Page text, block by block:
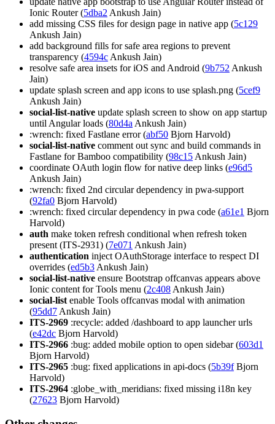
Ionic Router (5dba2 Ankush Jain)
add missing CSS files for design page in native app (5c129
Ankush Jain)
add background fills for safe area regions to prevent
transparency (4594c Ankush Jain)
resolve safe area insets for iOS and Android (9b752 Ankush
Jain)
update splash screen and app icons to use splash.png (5cef9
Ankush Jain)
social-list-native update splash screen to show on app startup
until Angular loads (80d4a Ankush Jain)
:wrench: fixed Fastlane error (abf50 Bjorn Harvold)
social-list-native comment out sync and build commands in
Fastlane for Bamboo compatibility (98c15 Ankush Jain)
coordinate OAuth login flow for native deep links (e96d5
Ankush Jain)
:wrench: fixed 2nd circular dependency in pwa-support
(92fa0 Bjorn Harvold)
:wrench: fixed circular dependency in pwa code (a61e1 Bjorn
Harvold)
auth make token refresh conditional when refresh token
present (ITS-2931) (7e071 Ankush Jain)
authentication inject OAuthStorage interface to respect DI
overrides (ed5b3 Ankush Jain)
social-list-native ensure Bootstrap offcanvas appears above
Ionic content for Tools menu (2c408 Ankush Jain)
social-list enable Tools offcanvas modal with animation
(95dd7 Ankush Jain)
ITS-2969 :recycle: added /dashboard to app launcher urls
(e42dc Bjorn Harvold)
ITS-2966 :bug: added mobile option to open sidebar (603d1
Bjorn Harvold)
ITS-2965 :bug: fixed applications in api-docs (5b39fBjorn
Harvold)
ITS-2964 :globe_with_meridians: fixed missing i18n key
(27623 Bjorn Harvold)